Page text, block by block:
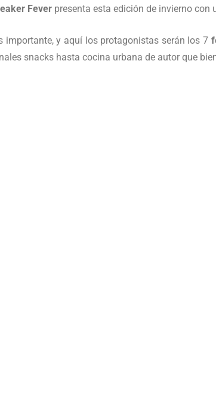
Fever presenta esta edición de invierno con
importante, y aquí los protagonistas serán los 7
snacks hasta cocina urbana de autor que